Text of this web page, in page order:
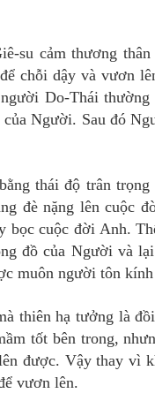
su cảm thương
chỗi dậy và vươn
Do-Thái
của Người. Sau đó
thái độ trân trọng
đè nặng lên cuộc
bọc cuộc đời Anh.
đồ của Người và
muôn người tôn
thiên hạ tưởng là
tốt bên trong,
được. Vậy thay vì
vươn lên.